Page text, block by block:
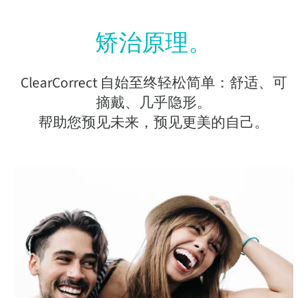
矫治原理。
ClearCorrect 自始至终轻松简单：舒适、可
摘戴、几乎隐形。
帮助您预见未来，预见更美的自己。